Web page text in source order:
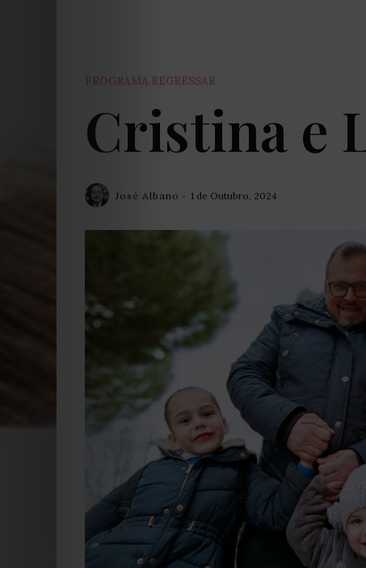
PROGRAMA REGRESSAR
Cristina e
José Albano 1 de Outubro, 2024